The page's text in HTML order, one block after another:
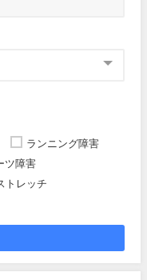
ランニング障害
ツ障害
トレッチ